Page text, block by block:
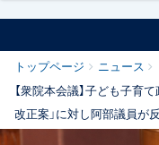
トップページ
ニュース
【衆院本会議】子ども子育
改正案」に対し阿部議員が